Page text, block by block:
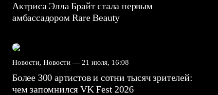
Актриса Элла Брайт стала первым
амбассадором Rare Beauty
Новости, Новости — 21 июля, 16:08
Более 300 артистов и сотни тысяч зрителей:
чем запомнился VK Fest 2026